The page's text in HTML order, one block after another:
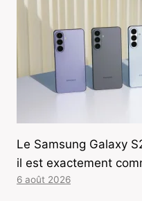
Le Samsung Galaxy
il est exactement
6 août 2026